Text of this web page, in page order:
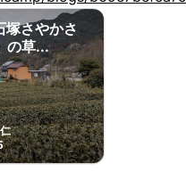
さやかさ
の草...